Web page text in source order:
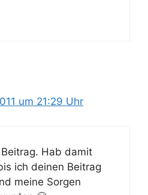
um 21:29 Uhr
Hab damit
ich deinen Beitrag
meine Sorgen